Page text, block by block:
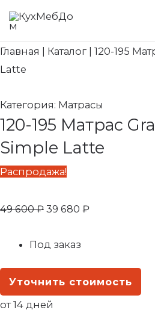
Перейти
содержимому
Главная Каталог
120-195
Latte
Категория: Матрасы
120-195 Матрас
Simple Latte
Распродажа!
49 600₽
Первоначальная
составляла
39 680 ₽
39
Под заказ
Уточнить стоимость
от 14 дней
Search...